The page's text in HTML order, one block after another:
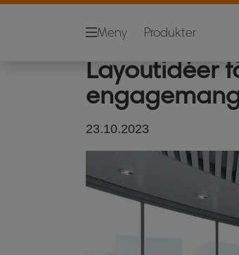
Meny Produkter
Layoutidéer
23.10.2023